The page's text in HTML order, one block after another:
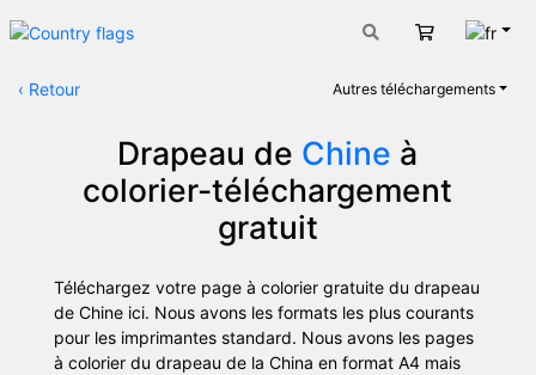
Panier
‹ Retour Autres téléchargements
Drapeau de Chine à
colorier-téléchargement
gratuit
Téléchargez votre page à colorier gratuite du drapeau
de Chine ici. Nous avons les formats les plus courants
pour les imprimantes standard. Nous avons les pages
à colorier du drapeau de la China en format A4 mais